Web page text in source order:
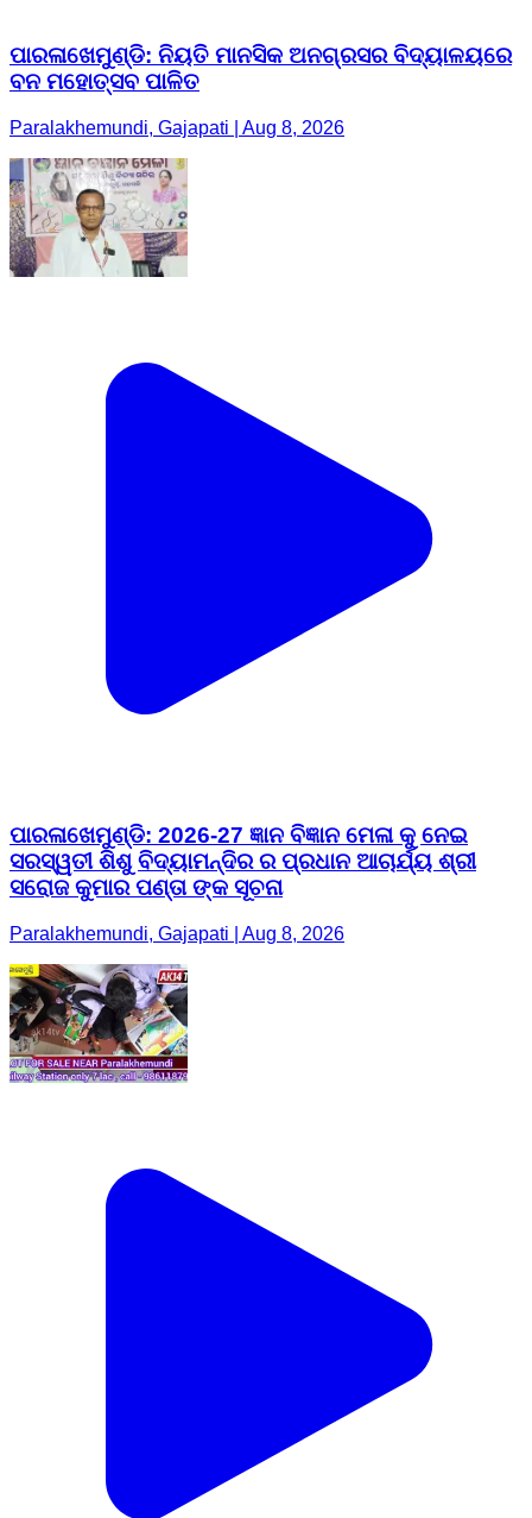
ପାରଳାଖେମୁଣ୍ଡି: ନିୟତି ମାନସିକ ଅନଗ୍ରସର ବିଦ୍ୟାଳୟରେ
ବନ ମହୋତ୍ସବ ପାଳିତ
Paralakhemundi, Gajapati | Aug 8, 2026
ପାରଳାଖେମୁଣ୍ଡି: 2026-27 ଜ୍ଞାନ ବିଜ୍ଞାନ ମେଳା କୁ ନେଇ
ସରସ୍ୱତୀ ଶିଶୁ ବିଦ୍ୟାମନ୍ଦିର ର ପ୍ରଧାନ ଆଚାର୍ଯ୍ୟ ଶ୍ରୀ
ସରୋଜ କୁମାର ପଣ୍ତା ଙ୍କ ସୂଚନା
Paralakhemundi, Gajapati | Aug 8, 2026